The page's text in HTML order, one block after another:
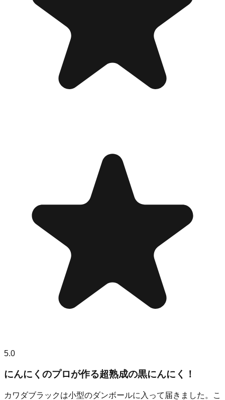
5.0
にんにくのプロが作る超熟成の黒にんにく！
カワダブラックは小型のダンボールに入って届きました。こ